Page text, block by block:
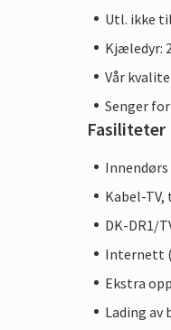
Utl. ikke
Kjæledyr: 2
Vår
Senger
Fasiliteter
Innendørs
Kabel-TV,
DK-DR1/
Internett
Ekstra
Lading av